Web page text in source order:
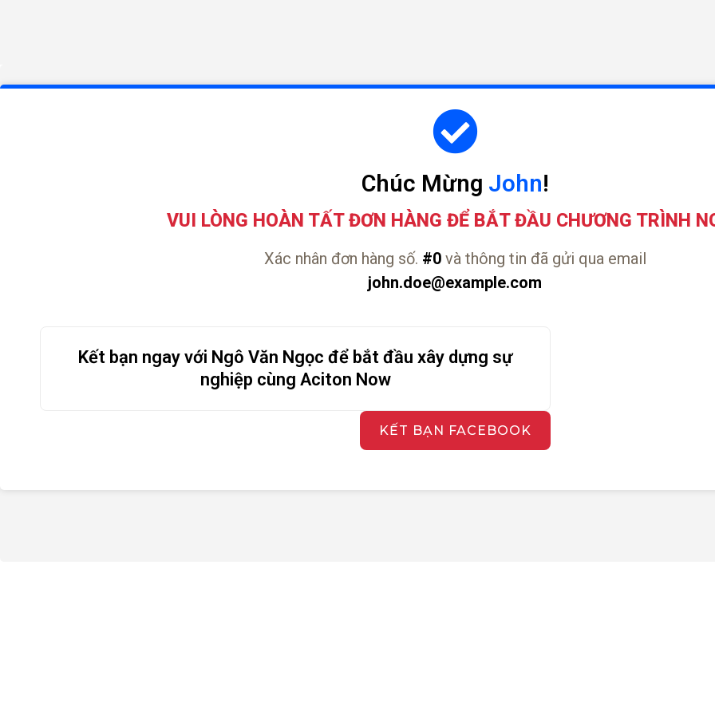
Chúc Mừng John!
VUI LÒNG HOÀN TẤT ĐƠN HÀNG ĐỂ BẮT ĐẦU CHƯƠNG TRÌNH
Xác nhân đơn hàng số. #0và thông tin đã gửi qua email
john.doe@example.com
Kết bạn ngay với Ngô Văn Ngọc để bắt đầu xây dựng sự
nghiệp cùng Aciton Now
KẾT BẠN FACEBOOK